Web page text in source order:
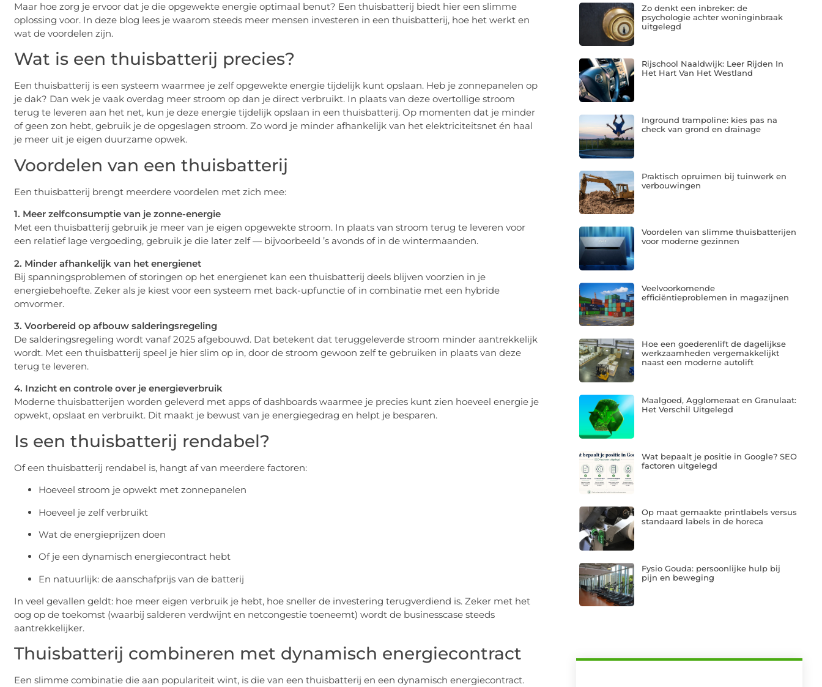
Maar hoe zorg je ervoor dat je die opgewekte energie optimaal benut? Een thuisbatterij biedt hier een slimme
oplossing voor. In deze blog lees je waarom steeds meer mensen investeren in een thuisbatterij, hoe het werkt en
wat de voordelen zijn.
Wat is een thuisbatterij precies?
Een thuisbatterij is een systeem waarmee je zelf opgewekte energie tijdelijk kunt opslaan. Heb je zonnepanelen op
je dak? Dan wek je vaak overdag meer stroom op dan je direct verbruikt. In plaats van deze overtollige stroom
terug te leveren aan het net, kun je deze energie tijdelijk opslaan in een thuisbatterij. Op momenten dat je minder
of geen zon hebt, gebruik je de opgeslagen stroom. Zo word je minder afhankelijk van het elektriciteitsnet én haal
je meer uit je eigen duurzame opwek.
Voordelen van een thuisbatterij
Een thuisbatterij brengt meerdere voordelen met zich mee:
1. Meer zelfconsumptie van je zonne-energie
Met een thuisbatterij gebruik je meer van je eigen opgewekte stroom. In plaats van stroom terug te leveren voor
een relatief lage vergoeding, gebruik je die later zelf — bijvoorbeeld ’s avonds of in de wintermaanden.
2. Minder afhankelijk van het energienet
Bij spanningsproblemen of storingen op het energienet kan een thuisbatterij deels blijven voorzien in je
energiebehoefte. Zeker als je kiest voor een systeem met back-upfunctie of in combinatie met een hybride
omvormer.
3. Voorbereid op afbouw salderingsregeling
De salderingsregeling wordt vanaf 2025 afgebouwd. Dat betekent dat teruggeleverde stroom minder aantrekkelijk
wordt. Met een thuisbatterij speel je hier slim op in, door de stroom gewoon zelf te gebruiken in plaats van deze
terug te leveren.
4. Inzicht en controle over je energieverbruik
Moderne thuisbatterijen worden geleverd met apps of dashboards waarmee je precies kunt zien hoeveel energie je
opwekt, opslaat en verbruikt. Dit maakt je bewust van je energiegedrag en helpt je besparen.
Is een thuisbatterij rendabel?
Of een thuisbatterij rendabel is, hangt af van meerdere factoren:
Hoeveel stroom je opwekt met zonnepanelen
Hoeveel je zelf verbruikt
Wat de energieprijzen doen
Of je een dynamisch energiecontract hebt
En natuurlijk: de aanschafprijs van de batterij
In veel gevallen geldt: hoe meer eigen verbruik je hebt, hoe sneller de investering terugverdiend is. Zeker met het
oog op de toekomst (waarbij salderen verdwijnt en netcongestie toeneemt) wordt de businesscase steeds
aantrekkelijker.
Thuisbatterij combineren met dynamisch energiecontract
Een slimme combinatie die aan populariteit wint, is die van een thuisbatterij en een dynamisch energiecontract.
Zo denkt een inbreker: de
psychologie achter woninginbraak
uitgelegd
Rijschool Naaldwijk: Leer Rijden In
Het Hart Van Het Westland
Inground trampoline: kies pas na
check van grond en drainage
Praktisch opruimen bij tuinwerk en
verbouwingen
Voordelen van slimme thuisbatterijen
voor moderne gezinnen
Veelvoorkomende
efficiëntieproblemen in magazijnen
Hoe een goederenlift de dagelijkse
werkzaamheden vergemakkelijkt
naast een moderne autolift
Maalgoed, Agglomeraat en Granulaat:
Het Verschil Uitgelegd
Wat bepaalt je positie in Google? SEO
factoren uitgelegd
Op maat gemaakte printlabels versus
standaard labels in de horeca
Fysio Gouda: persoonlijke hulp bij
pijn en beweging